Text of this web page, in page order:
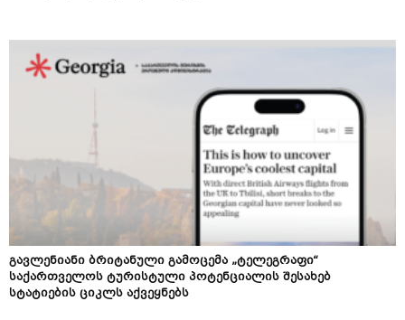
გავლენიანი ბრიტანული გამოცემა „ტელეგრაფი“
საქართველოს ტურისტული პოტენციალის შესახებ
სტატიების ციკლს აქვეყნებს